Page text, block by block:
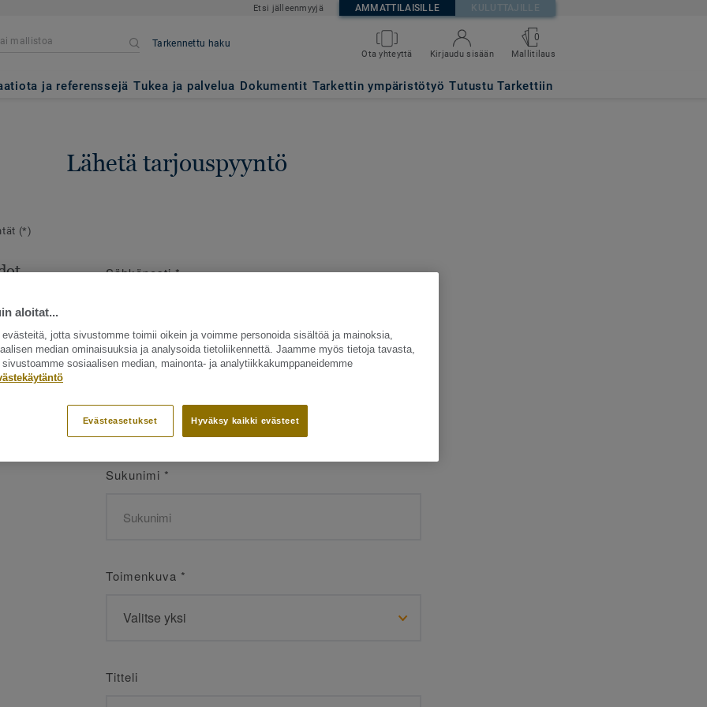
Etsi jälleenmyyjä AMMATTILAISILLE KULUTTAJILLE
Tarkennettu haku
Ota yhteyttä Kirjaudu sisään
0
Mallitilaus
ja referenssejä Tukea ja palvelua Dokumentit Tarkettin ympäristötyö Tutustu Tarkettiin
Lähetä tarjouspyyntö
(*)
Sähköposti*
*
Sukunimi *
Toimenkuva *
Titteli
aloitat...
evästeitä, jotta sivustomme toimii oikein ja voimme personoida sisältöä ja mainoksia,
median ominaisuuksia ja analysoida tietoliikennettä. Jaamme myös tietoja tavasta,
sosiaalisen median, mainonta- ja analytiikkakumppaneidemme
Hyväksy kaikki evästeet
Evästeasetukset